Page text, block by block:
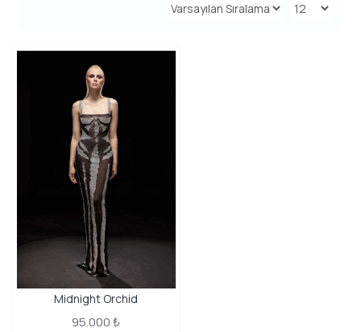
Midnight Orchid
95.000 ₺